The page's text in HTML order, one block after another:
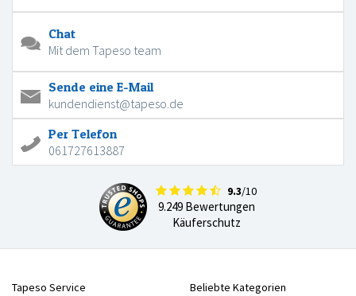
Chat
Mit dem Tapeso team
Sende eine E-Mail
kundendienst@tapeso.de
Per Telefon
061727613887
9.3/10
9.249 Bewertungen
Käuferschutz
Tapeso Service
Beliebte Kategorien